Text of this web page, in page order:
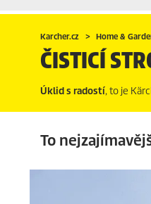
Karcher.cz Home &
ČISTICÍ
Úklid s radostí, to je
To